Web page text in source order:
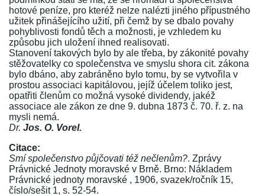
hotové peníze, pro kteréž nelze nalézti jiného přípustného
užitek přinášejícího užití, při čemž by se dbalo povahy
pohyblivosti fondů těch a možnosti, je vzhledem ku
způsobu jich uložení ihned realisovati.
Stanovení takových bylo by ale třeba, by zákonité povahy
stěžovatelky co společenstva ve smyslu shora cit. zákona
bylo dbáno, aby zabráněno bylo tomu, by se vytvořila v
prostou associaci kapitálovou, jejíž účelem toliko jest,
opatřiti členům co možná vysoké dividendy, jakéž
associace ale zákon ze dne 9. dubna 1873 č. 70. ř. z. na
mysli nemá.
Dr. Jos. O. Vorel.
Citace:
Smí společenstvo půjčovati též nečlenům?. Zprávy
Právnické Jednoty moravské v Brně. Brno: Nákladem
Právnické jednoty moravské , 1906, svazek/ročník 15,
číslo/sešit 1, s. 52-54.